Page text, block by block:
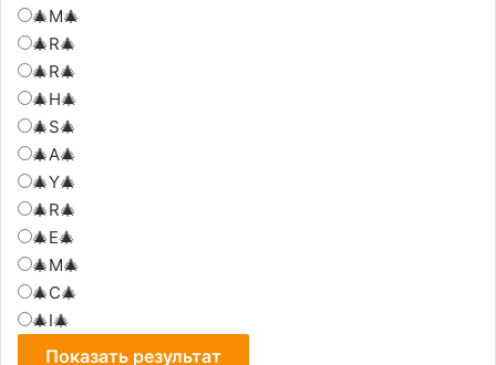
🎄M🎄
🎄R🎄
🎄R🎄
🎄H🎄
🎄S🎄
🎄A🎄
🎄Y🎄
🎄R🎄
🎄E🎄
🎄M🎄
🎄C🎄
🎄I🎄